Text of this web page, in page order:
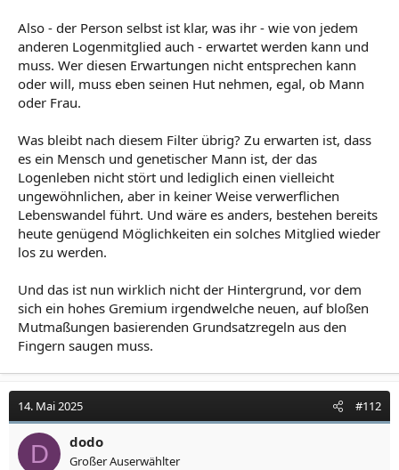
Also - der Person selbst ist klar, was ihr - wie von jedem
anderen Logenmitglied auch - erwartet werden kann und
muss. Wer diesen Erwartungen nicht entsprechen kann
oder will, muss eben seinen Hut nehmen, egal, ob Mann
oder Frau.
Was bleibt nach diesem Filter übrig? Zu erwarten ist, dass
es ein Mensch und genetischer Mann ist, der das
Logenleben nicht stört und lediglich einen vielleicht
ungewöhnlichen, aber in keiner Weise verwerflichen
Lebenswandel führt. Und wäre es anders, bestehen bereits
heute genügend Möglichkeiten ein solches Mitglied wieder
los zu werden.
Und das ist nun wirklich nicht der Hintergrund, vor dem
sich ein hohes Gremium irgendwelche neuen, auf bloßen
Mutmaßungen basierenden Grundsatzregeln aus den
Fingern saugen muss.
14. Mai 2025 #112
D dodo
Großer Auserwählter